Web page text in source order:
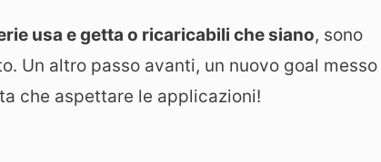
usa e getta o ricaricabili che siano, sono
Un altro passo avanti, un nuovo goal messo
che aspettare le applicazioni!